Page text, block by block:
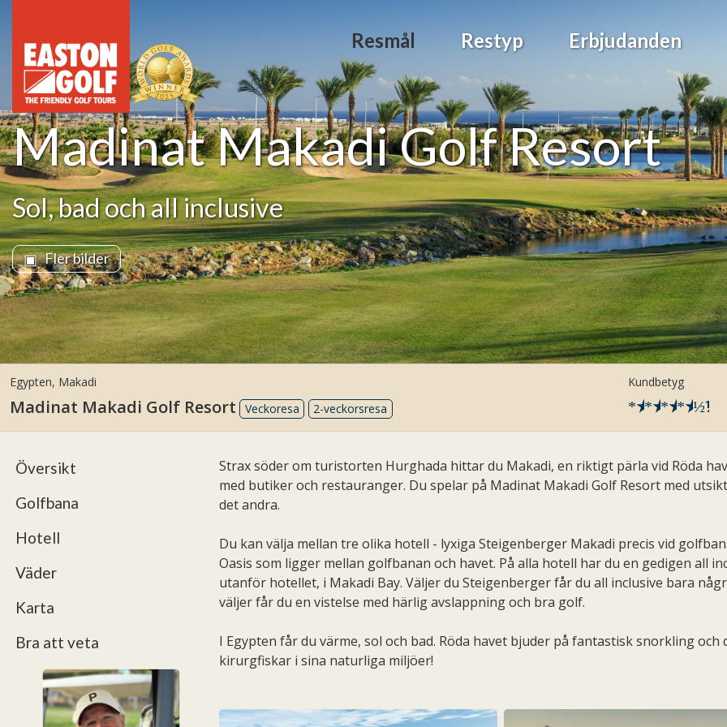
Resmål Restyp Erbjudanden
Madinat Makadi Golf Resort
Sol, bad och all inclusive
Fler bilder
Egypten, Makadi
Madinat Makadi Golf Resort Veckoresa 2-veckorsresa
Kundbetyg
★★★★ ½
Översikt
Golfbana
Hotell
Väder
Karta
Bra att veta
Strax söder om turistorten Hurghada hittar du Makadi, en riktigt pärla vid Röda
med butiker och restauranger. Du spelar på Madinat Makadi Golf Resort med
det andra.
Du kan välja mellan tre olika hotell - lyxiga Steigenberger Makadi precis vid
Oasis som ligger mellan golfbanan och havet. På alla hotell har du en gedigen all
utanför hotellet, i Makadi Bay. Väljer du Steigenberger får du all inclusive bara
väljer får du en vistelse med härlig avslappning och bra golf.
I Egypten får du värme, sol och bad. Röda havet bjuder på fantastisk snorkling
kirurgfiskar i sina naturliga miljöer!